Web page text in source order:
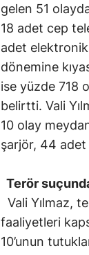
gelen 51
18 adet cep
adet elektronik
dönemine
ise yüzde 718
belirtti. Vali
10 olay
şarjör, 44 adet
Terör
Vali Yılmaz,
faaliyetleri
10’unun